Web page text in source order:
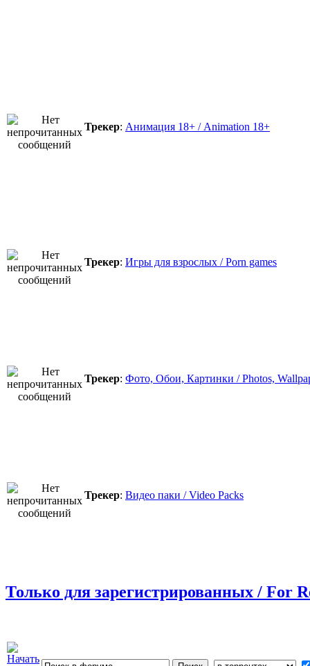
Трекер: Анимация 18+ / Animation 18+
Трекер: Игры для взрослых / Porn games
Трекер: Фото, Обои, Картинки / Photos,
Трекер: Видео паки / Video Packs
Только для зарегистрированных / For